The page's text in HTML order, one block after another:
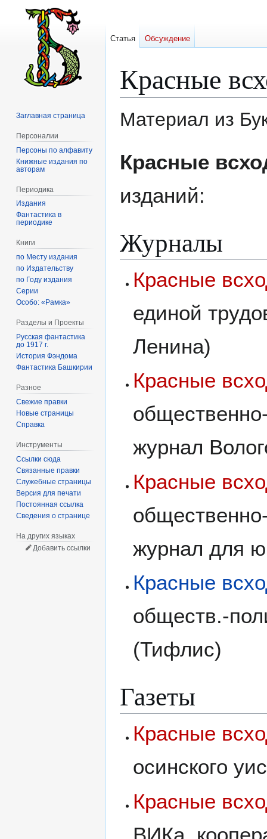
Красные
Материал из
Красные
изданий:
Журналы
Красные
единой
Ленина)
Красные
журнал
Красные
журнал для
Красные
обществ.-
(Тифлис)
Газеты
Красные
осинского
Красные
Статья Обсуждение
Заглавная страница
Персоналии
Персоны по алфавиту
Книжные издания по
авторам
Периодика
Издания
Фантастика в
периодике
Книги
по Месту издания
по Издательству
по Году издания
Серии
Особо: «Рамка»
Разделы и Проекты
Русская фантастика
до 1917 г.
История Фэндома
Фантастика Башкирии
Разное
Свежие правки
Новые страницы
Справка
Инструменты
Ссылки сюда
Связанные правки
Служебные страницы
Версия для печати
Постоянная ссылка
Сведения о странице
На других языках
Добавить ссылки